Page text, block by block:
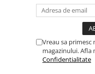
Vreau sa
magazinului. Afla
Confidentialitate